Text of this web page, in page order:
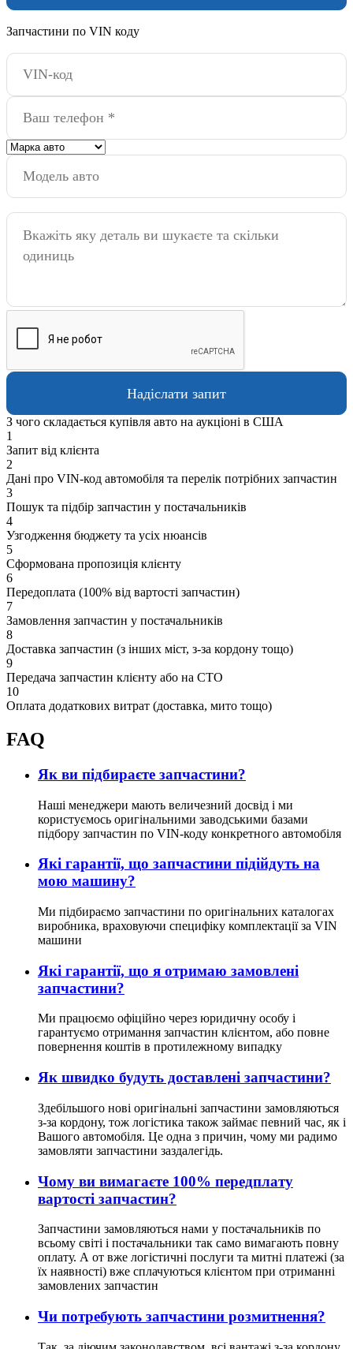
Запчастини по VIN коду
З чого складається купівля авто на аукціоні в США
1
Запит від клієнта
2
Дані про VIN-код автомобіля та перелік потрібних запчастин
3
Пошук та підбір запчастин у постачальників
4
Узгодження бюджету та усіх нюансів
5
Сформована пропозиція клієнту
6
Передоплата (100% від вартості запчастин)
7
Замовлення запчастин у постачальників
8
Доставка запчастин (з інших міст, з-за кордону тощо)
9
Передача запчастин клієнту або на СТО
10
Оплата додаткових витрат (доставка, мито тощо)
FAQ
Як ви підбираєте запчастини?
Наші менеджери мають величезний досвід і ми
користуємось оригінальними заводськими базами
підбору запчастин по VIN-коду конкретного автомобіля
Які гарантії, що запчастини підійдуть на
мою машину?
Ми підбираємо запчастини по оригінальних каталогах
виробника, враховуючи специфіку комплектації за VIN
машини
Які гарантії, що я отримаю замовлені
запчастини?
Ми працюємо офіційно через юридичну особу і
гарантуємо отримання запчастин клієнтом, або повне
повернення коштів в протилежному випадку
Як швидко будуть доставлені запчастини?
Здебільшого нові оригінальні запчастини замовляються
з-за кордону, тож логістика також займає певний час, як і
Вашого автомобіля. Це одна з причин, чому ми радимо
замовляти запчастини заздалегідь.
Чому ви вимагаєте 100% передплату
вартості запчастин?
Запчастини замовляються нами у постачальників по
всьому світі і постачальники так само вимагають повну
оплату. А от вже логістичні послуги та митні платежі (за
їх наявності) вже сплачуються клієнтом при отриманні
замовлених запчастин
Чи потребують запчастини розмитнення?